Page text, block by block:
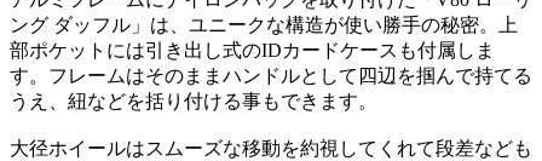
ング ダッフル」は、ユニークな構造が使い勝手の秘密。上
部ポケットには引き出し式のIDカードケースも付属しま
す。フレームはそのままハンドルとして四辺を掴んで持てる
うえ、紐などを括り付ける事もできます。
大径ホイールはスムーズな移動を約視してくれて段差なども